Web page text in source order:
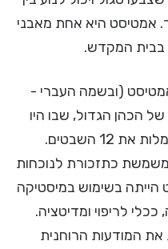
אמטיסט היא אחת מאבני
בבית המקדש.
(ובשמה העברי -
הכהן הגדול, שבו היו
שתים עשרה אבנים יקרות, המסמלות את 12 השבטים.
כתזכורת לנוכחות
הייתה בשימוש במיסטיקה
לריפוי ומדיטציה.
המודעות הרוחנית